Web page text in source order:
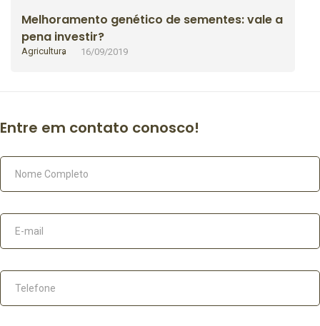
Melhoramento genético de sementes: vale a
pena investir?
Agricultura 16/09/2019
Entre em contato conosco!